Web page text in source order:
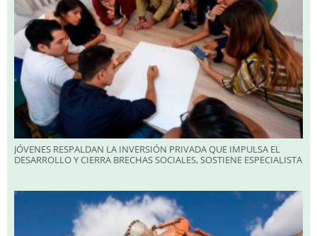
JÓVENES RESPALDAN LA INVERSIÓN PRIVADA QUE IMPULSA EL
DESARROLLO Y CIERRA BRECHAS SOCIALES, SOSTIENE ESPECIALISTA